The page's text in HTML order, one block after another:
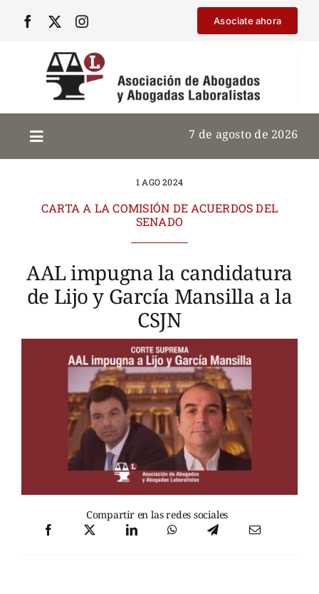
Asociate ahora
7 de agosto de 2026
1 AGO 2024
CARTA A LA COMISIÓN DE ACUERDOS DEL
SENADO
AAL impugna la candidatura
de Lijo y García Mansilla a la
CSJN
Compartir en las redes sociales